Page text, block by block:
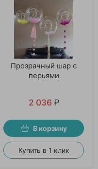
Прозрачный шар с
перьями
2 036 ₽
В корзину
Купить в 1 клик